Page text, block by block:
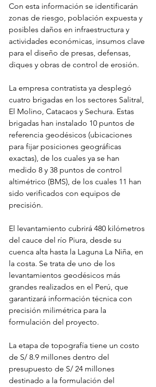
Con esta información se identificarán
zonas de riesgo, población expuesta y
posibles daños en infraestructura y
actividades económicas, insumos clave
para el diseño de presas, defensas,
diques y obras de control de erosión.
La empresa contratista ya desplegó
cuatro brigadas en los sectores Salitral,
El Molino, Catacaos y Sechura. Estas
brigadas han instalado 10 puntos de
referencia geodésicos (ubicaciones
para fijar posiciones geográficas
exactas), de los cuales ya se han
medido 8 y 38 puntos de control
altimétrico (BMS), de los cuales 11 han
sido verificados con equipos de
precisión.
El levantamiento cubrirá 480 kilómetros
del cauce del río Piura, desde su
cuenca alta hasta la Laguna La Niña, en
la costa. Se trata de uno de los
levantamientos geodésicos más
grandes realizados en el Perú, que
garantizará información técnica con
precisión milimétrica para la
formulación del proyecto.
La etapa de topografía tiene un costo
de S/ 8.9 millones dentro del
presupuesto de S/ 24 millones
destinado a la formulación del